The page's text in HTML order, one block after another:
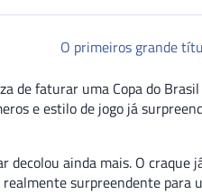
O primeiros grande
de faturar uma Copa do
e estilo de jogo já
ainda mais. O
surpreendente para